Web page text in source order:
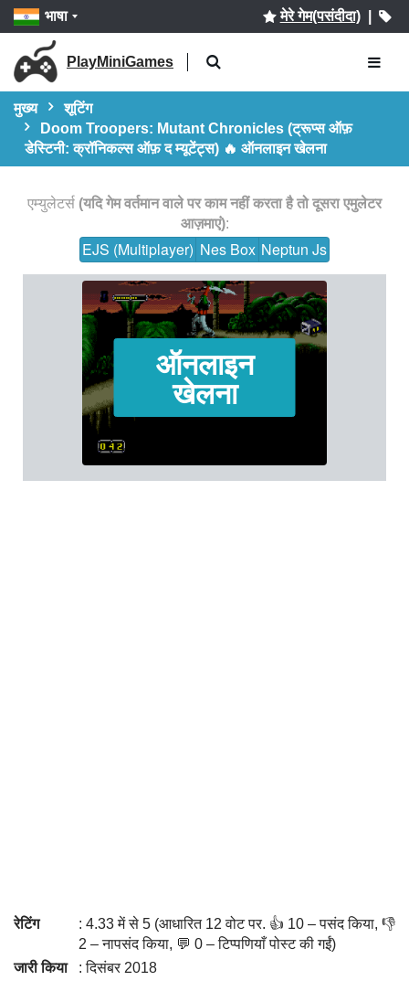
भाषा मेरे गेम(पसंदीदा)|
PlayMiniGames
मुख्य
शूटिंग
Doom Troopers: Mutant Chronicles (ट्रूप्स ऑफ़
डेस्टिनी: क्रॉनिकल्स ऑफ़ द म्यूटेंट्स) 🔥 ऑनलाइन खेलना
एम्युलेटर्स (यदि गेम वर्तमान वाले पर काम नहीं करता है तो दूसरा एमुलेटर
आज़माएं):
EJS (Multiplayer) Nes Box Neptun Js
ऑनलाइन
खेलना
रेटिंग
: 4.33 में से 5 (आधारित 12 वोट पर. 👍 10 – पसंद किया, 👎
2 – नापसंद किया, 💬 0 – टिप्पणियाँ पोस्ट की गईं)
जारी किया
: दिसंबर 2018